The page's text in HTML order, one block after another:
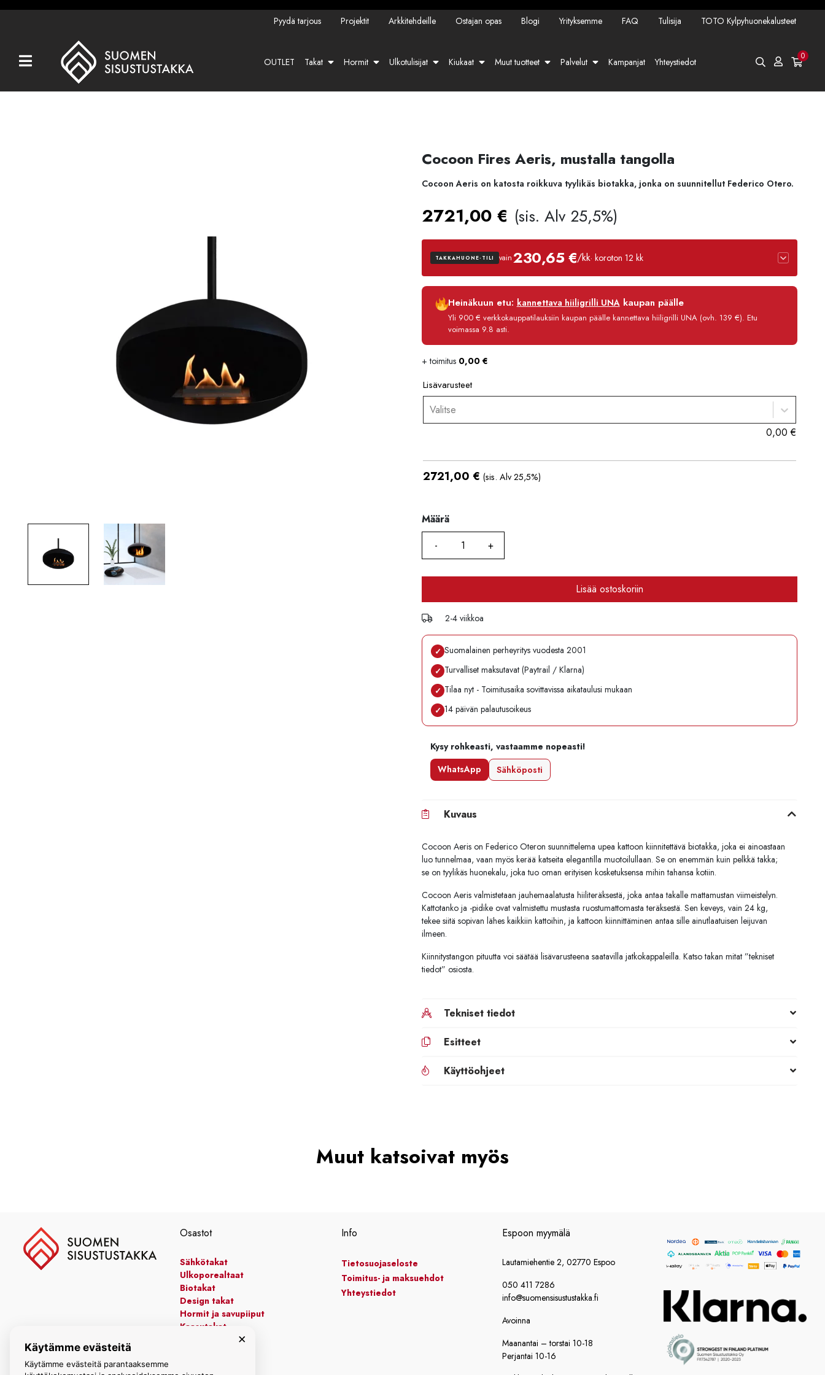
Kaikki tuotteet
FAQ
Tulisija
Kylpyhuonekalusteet
Pyydä tarjous Projektit Arkkitehdeille Ostajan opas Blogi Yrityksemme FAQ Tulisija TOTO Kylpyhuonekalusteet
OUTLET Takat Hormit Ulkotulisijat Kiukaat Muut tuotteet Palvelut Kampanjat Yhteystiedot 0
Cocoon Fires Aeris, mustalla tangolla
Cocoon Aeris on katosta roikkuva tyylikäs biotakka, jonka on suunnitellut Federico Otero.
2721,00 € (sis. Alv 25,5%)
TAKKAHUONE-TILI vain230,65 €/kk· koroton 12 kk
Luottoaika
Korko
Käsittelymaksu
Heinäkuun etu: kannettava hiiligrilli UNAkaupan päälle
Yli 900 € verkkokauppatilauksiin kaupan päälle kannettava hiiligrilli UNA (ovh. 139 €). Etu
voimassa 9.8 asti.
+ toimitus 0,00 €
Lisävarusteet
Valitse
0,00€
2721,00 € (sis. Alv 25,5%)
Määrä
Määrä
Lisää ostoskoriin
2-4 viikkoa
✓ Suomalainen perheyritys vuodesta 2001
✓ Turvalliset maksutavat (Paytrail / Klarna)
✓ Tilaa nyt - Toimitusaika sovittavissa aikataulusi mukaan
✓ 14 päivän palautusoikeus
Kysy rohkeasti, vastaamme nopeasti!
WhatsApp
Sähköposti
Kuvaus
Cocoon Aeris on Federico Oteron suunnittelema upea kattoon kiinnitettävä biotakka, joka ei ainoastaan
luo tunnelmaa, vaan myös kerää katseita elegantilla muotoilullaan. Se on enemmän kuin pelkkä takka;
se on tyylikäs huonekalu, joka tuo oman erityisen kosketuksensa mihin tahansa kotiin.
Cocoon Aeris valmistetaan jauhemaalatusta hiiliteräksestä, joka antaa takalle mattamustan viimeistelyn.
Kattotanko ja -pidike ovat valmistettu mustasta ruostumattomasta teräksestä. Sen keveys, vain 24 kg,
tekee siitä sopivan lähes kaikkiin kattoihin, ja kattoon kiinnittäminen antaa sille ainutlaatuisen leijuvan
ilmeen.
Kiinnitystangon pituutta voi säätää lisävarusteena saatavilla jatkokappaleilla. Katso takan mitat ”tekniset
tiedot” osiosta.
Tekniset tiedot
Esitteet
Käyttöohjeet
Muut katsoivat myös
Osastot
Sähkötakat
Ulkoporealtaat
Biotakat
Design takat
Hormit ja savupiiput
Kaasutakat
Kiertoilmatakat
Info
Tietosuojaseloste
Toimitus- ja maksuehdot
Yhteystiedot
Espoon myymälä
Lautamiehentie 2, 02770 Espoo
050 411 7286
info@suomensisustustakka.fi
Avoinna
Maanantai – torstai 10-18
Perjantai 10-16
×
Käytämme evästeitä
Käytämme evästeitä parantaaksemme